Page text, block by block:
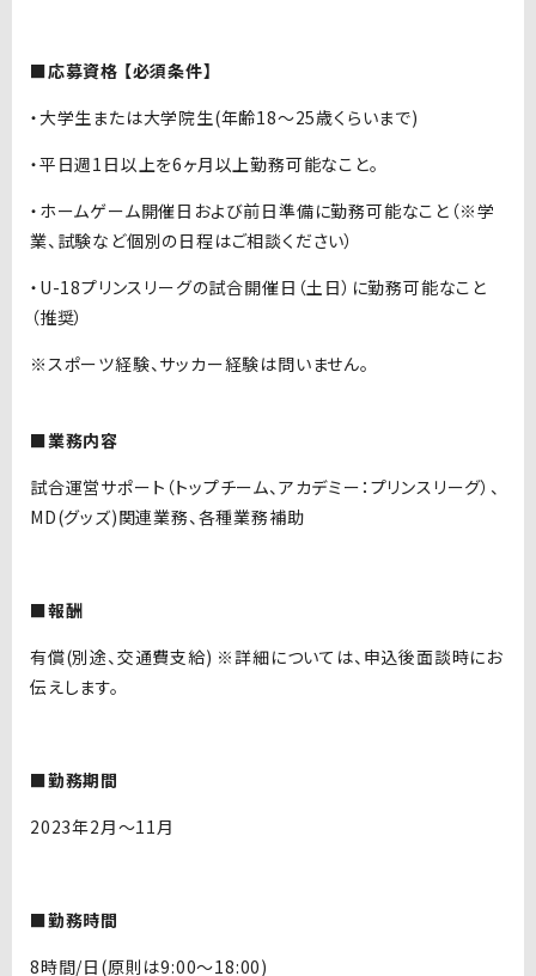
■応募資格 【必須条件】
・大学生または大学院生(年齢18～25歳くらいまで)
・平日週1 日以上を6ヶ月以上勤務可能なこと。
・ホームゲーム開催日および前日準備に勤務可能なこと（※学
業、試験など個別の日程はご相談ください）
・ U-18プリンスリーグの試合開催日（土日）に勤務可能なこと
（推奨）
※スポーツ経験、サッカー経験は問いません。
■業務内容
試合運営サポート（トップチーム、アカデミー：プリンスリーグ）、
MD(グッズ)関連業務、各種業務補助
■報酬
有償(別途、 交通費支給) ※詳細については、申込後面談時にお
伝えします。
■勤務期間
2023年2月～11 月
■勤務時間
8時間/日 (原則は9:00〜18:00)